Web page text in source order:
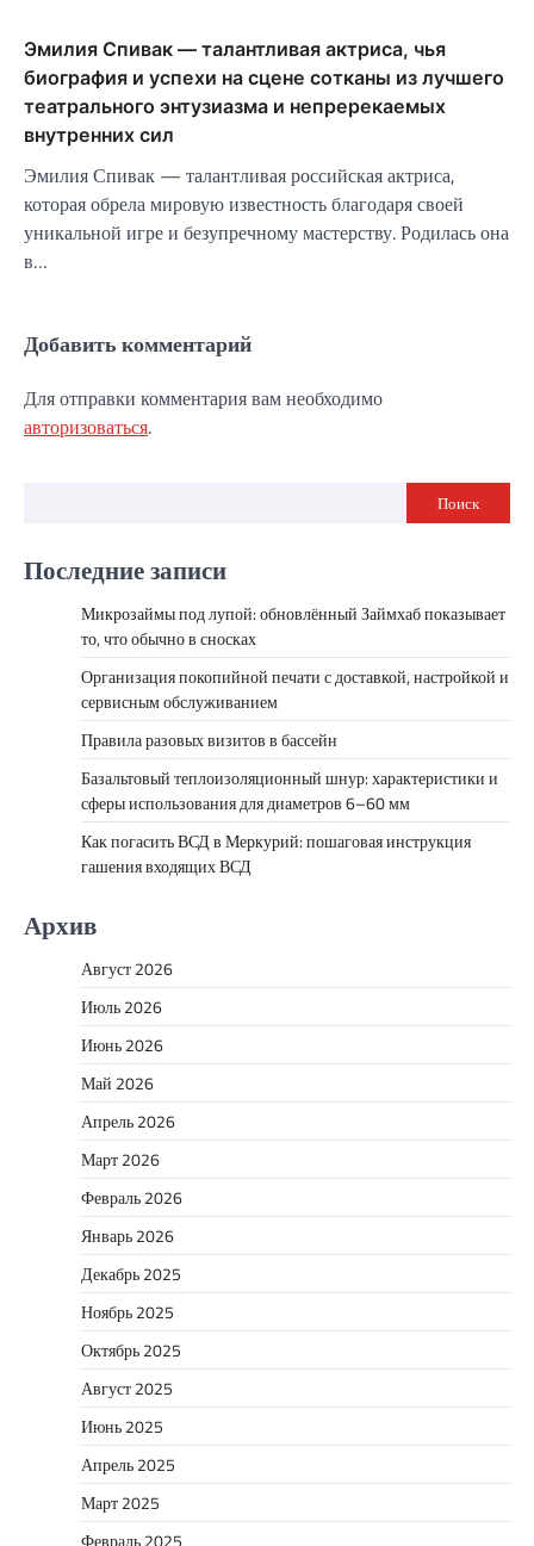
Эмилия Спивак — талантливая актриса, чья
биография и успехи на сцене сотканы из лучшего
театрального энтузиазма и непререкаемых
внутренних сил
Эмилия Спивак — талантливая российская актриса,
которая обрела мировую известность благодаря своей
уникальной игре и безупречному мастерству. Родилась она
в…
Добавить комментарий
Для отправки комментария вам необходимо
авторизоваться.
Поиск
Последние записи
Микрозаймы под лупой: обновлённый Займхаб показывает
то, что обычно в сносках
Организация покопийной печати с доставкой, настройкой и
сервисным обслуживанием
Правила разовых визитов в бассейн
Базальтовый теплоизоляционный шнур: характеристики и
сферы использования для диаметров 6–60 мм
Как погасить ВСД в Меркурий: пошаговая инструкция
гашения входящих ВСД
Архив
Август 2026
Июль 2026
Июнь 2026
Май 2026
Апрель 2026
Март 2026
Февраль 2026
Январь 2026
Декабрь 2025
Ноябрь 2025
Октябрь 2025
Август 2025
Июнь 2025
Апрель 2025
Март 2025
Февраль 2025